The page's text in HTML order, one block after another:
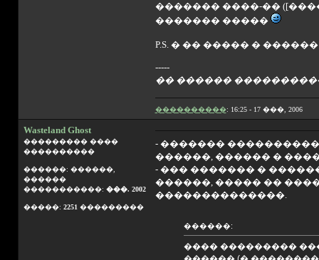
������� ����-��
������� �����
P.S. � �� ����� �
-----
�� ������
����������: 16:25 - 17 ���, 2006
Wasteland Ghost
��������� ����
����������
������: ������,
������
�����������: ���. 2002
�����: 2251 ���������
- �������
������, ������ �
- ��� ������� �
������, ����� ��
��������������.
������:
���� ���������